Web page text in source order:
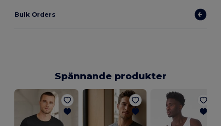
Bulk Orders
Spännande produkter